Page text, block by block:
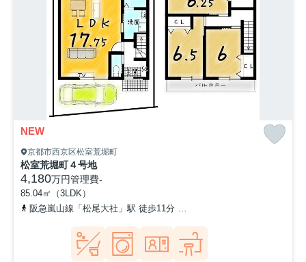
NEW
京都市西京区松室荒堀町
松室荒堀町４号地
4,180万円管理費-
85.04㎡（3LDK）
阪急嵐山線「松尾大社」駅 徒歩11分